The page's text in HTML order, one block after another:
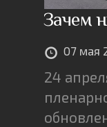
Зачем
07 мая
24